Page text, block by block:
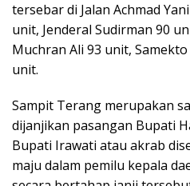
tersebar di Jalan Achmad
unit, Jenderal Sudirman 90
Muchran Ali 93 unit,
unit.
Sampit Terang merupakan
dijanjikan pasangan Bupati
Bupati Irawati atau akrab
maju dalam pemilu kepala